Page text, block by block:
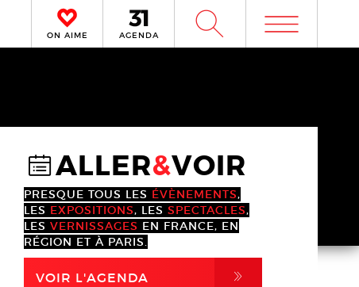
ON AIME AGENDA W m
@ALLER&VOIR
PRESQUE TOUS LES ÉVÈNEMENTS,
LES EXPOSITIONS, LES SPECTACLES,
LES VERNISSAGES EN FRANCE, EN
RÉGION ET À PARIS.
VOIR L'AGENDA ,